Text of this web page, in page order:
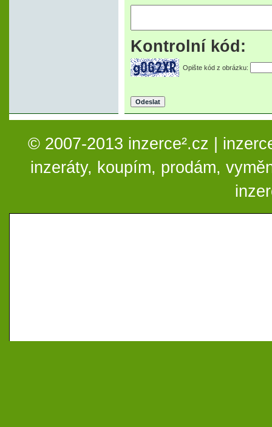
Kontrolní kód:
Opište kód z obrázku:
© 2007-2013 inzerce².cz |
inzeráty, koupím, prodám,